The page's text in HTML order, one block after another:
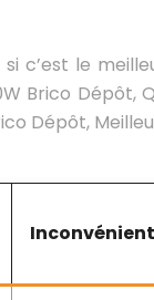
le
Brico Dépôt,
Dépôt,